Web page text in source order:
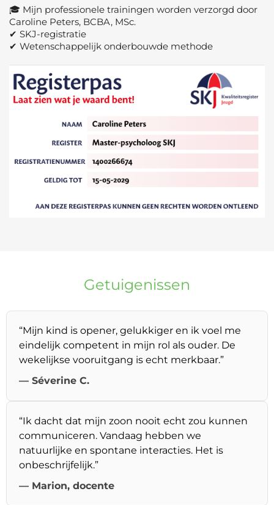
🎓 Mijn professionele trainingen worden verzorgd door
Caroline Peters, BCBA, MSc.
✔ SKJ-registratie
✔ Wetenschappelijk onderbouwde methode
Getuigenissen
“Mijn kind is opener, gelukkiger en ik voel me
eindelijk competent in mijn rol als ouder. De
wekelijkse vooruitgang is echt merkbaar.”
— Séverine C.
“Ik dacht dat mijn zoon nooit echt zou kunnen
communiceren. Vandaag hebben we
natuurlijke en spontane interacties. Het is
onbeschrijfelijk.”
— Marion, docente